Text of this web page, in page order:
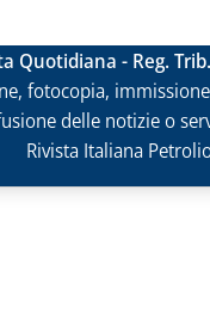
Quotidiana - Reg.
fotocopia,
delle notizie o
Rivista Italiana